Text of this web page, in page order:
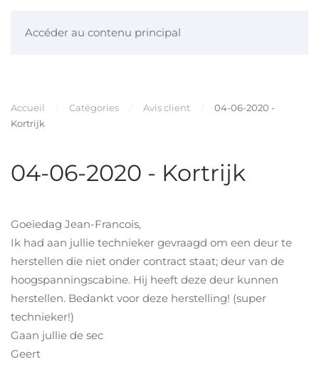
Accéder au contenu principal
Accueil Catégories Avis client
04-06-2020 -
Kortrijk
04-06-2020 - Kortrijk
Goeiedag Jean-Francois,
Ik had aan jullie technieker gevraagd om een deur te
herstellen die niet onder contract staat; deur van de
hoogspanningscabine. Hij heeft deze deur kunnen
herstellen. Bedankt voor deze herstelling! (super
technieker!)
Gaan jullie de sec
Geert